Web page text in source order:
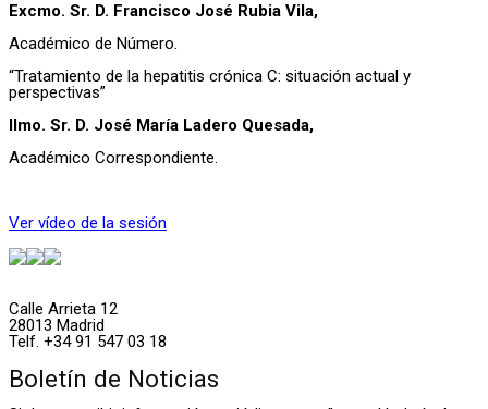
Excmo. Sr. D. Francisco José Rubia Vila,
Académico de Número.
“Tratamiento de la hepatitis crónica C: situación actual y
perspectivas”
Ilmo. Sr. D. José María Ladero Quesada,
Académico Correspondiente.
Ver vídeo de la sesión
Calle Arrieta 12
28013 Madrid
Telf. +34 91 547 03 18
Boletín de Noticias